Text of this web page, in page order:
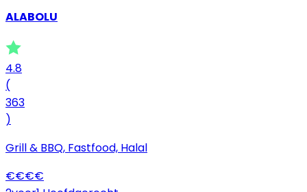
ALABOLU
4.8
(
363
)
Grill & BBQ, Fastfood, Halal
€€€€